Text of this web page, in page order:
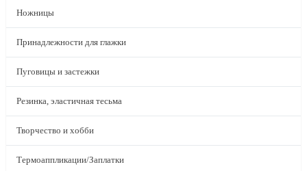
Ножницы
Принадлежности для глажки
Пуговицы и застежки
Резинка, эластичная тесьма
Творчество и хобби
Термоаппликации/Заплатки